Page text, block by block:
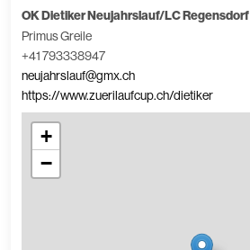
OK Dietiker Neujahrslauf/LC Regensdorf
Primus Greile
+41 793338947
neujahrslauf@gmx.ch
https://www.zuerilaufcup.ch/dietiker
+
−